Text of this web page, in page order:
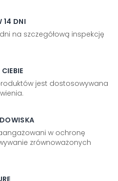
14 DNI
na szczegółową inspekcję
jest dostosowywana
w ochronę
zrównoważonych